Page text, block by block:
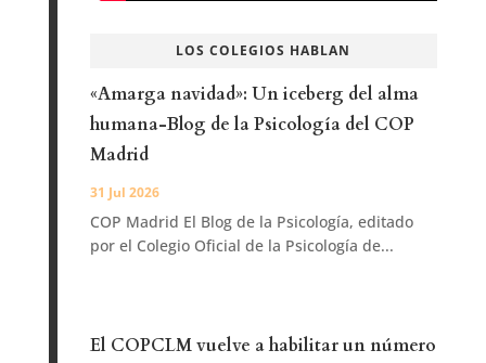
LOS COLEGIOS HABLAN
«Amarga navidad»: Un iceberg del alma
humana-Blog de la Psicología del COP
Madrid
31 Jul 2026
COP Madrid El Blog de la Psicología, editado
por el Colegio Oficial de la Psicología de...
El COPCLM vuelve a habilitar un número